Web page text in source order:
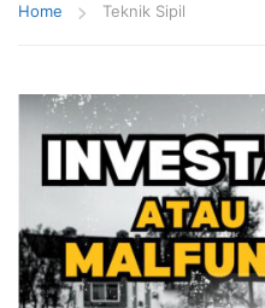
Home Teknik Sipil